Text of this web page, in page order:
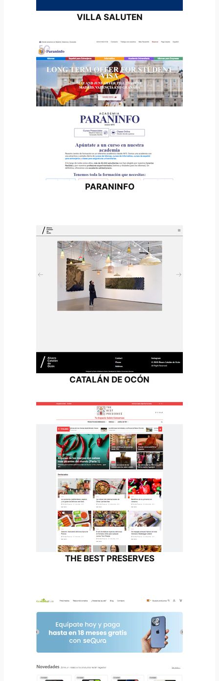
VILLA SALUTEN
PARANINFO
CATALÁN DE OCÓN
THE BEST PRESERVES